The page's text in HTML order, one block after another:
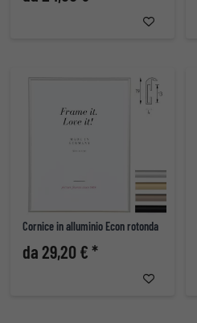
Cornice in alluminio Econ rotonda
da 29,20 € *